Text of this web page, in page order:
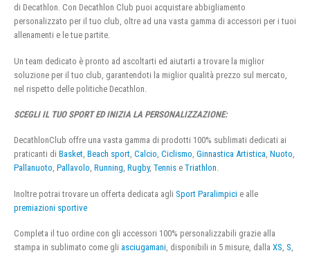
di Decathlon. Con Decathlon Club puoi acquistare abbigliamento
personalizzato per il tuo club, oltre ad una vasta gamma di accessori per i tuoi
allenamenti e le tue partite.
Un team dedicato è pronto ad ascoltarti ed aiutarti a trovare la miglior
soluzione per il tuo club, garantendoti la miglior qualità prezzo sul mercato,
nel rispetto delle politiche Decathlon.
SCEGLI IL TUO SPORT ED INIZIA LA PERSONALIZZAZIONE:
DecathlonClub offre una vasta gamma di prodotti 100% sublimati dedicati ai
praticanti di Basket, Beach sport, Calcio, Ciclismo, Ginnastica Artistica, Nuoto,
Pallanuoto, Pallavolo, Running, Rugby, Tennis e Triathlon.
Inoltre potrai trovare un offerta dedicata agli Sport Paralimpici e alle
premiazioni sportive
Completa il tuo ordine con gli accessori 100% personalizzabili grazie alla
stampa in sublimato come gli asciugamani , disponibili in 5 misure, dalla XS S